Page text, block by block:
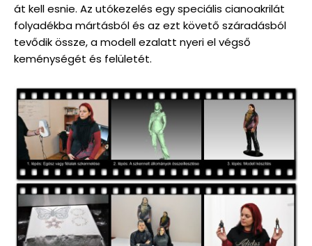
át kell esnie. Az utókezelés egy speciális cianoakrilát
folyadékba mártásból és az ezt követő száradásból
tevődik össze, a modell ezalatt nyeri el végső
keménységét és felületét.